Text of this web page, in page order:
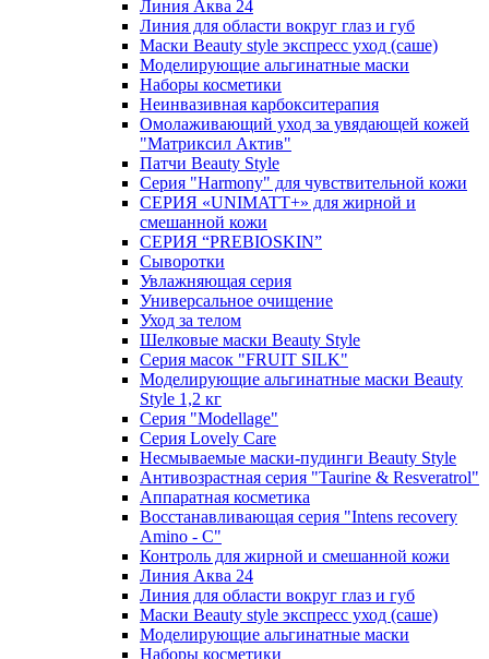
Линия Аква 24
Линия для области вокруг глаз и губ
Маски Beauty style экспресс уход (саше)
Моделирующие альгинатные маски
Наборы косметики
Неинвазивная карбокситерапия
Омолаживающий уход за увядающей кожей
"Матриксил Актив"
Патчи Beauty Style
Серия "Harmony" для чувствительной кожи
СЕРИЯ «UNIMATT+» для жирной и
смешанной кожи
СЕРИЯ “PREBIOSKIN”
Сыворотки
Увлажняющая серия
Универсальное очищение
Уход за телом
Шелковые маски Beauty Style
Серия масок "FRUIT SILK"
Моделирующие альгинатные маски Beauty
Style 1,2 кг
Серия "Modellage"
Cерия Lovely Care
Несмываемые маски-пудинги Beauty Style
Антивозрастная серия "Taurine & Resveratrol"
Аппаратная косметика
Восстанавливающая серия "Intens recovery
Amino - C"
Контроль для жирной и смешанной кожи
Линия Аква 24
Линия для области вокруг глаз и губ
Маски Beauty style экспресс уход (саше)
Моделирующие альгинатные маски
Наборы косметики